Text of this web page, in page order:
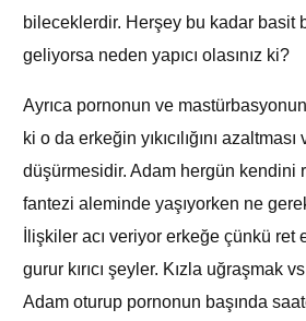
bileceklerdir. Herşey bu kadar basit
geliyorsa neden yapıcı olasınız ki?
Ayrıca pornonun ve
ki o da erkeğin yıkıcılığını
düşürmesidir. Adam hergün kendini
fantezi aleminde yaşıyorken ne
İlişkiler acı veriyor erkeğe çünkü ret
gurur kırıcı şeyler. Kızla uğraşmak
Adam oturup pornonun başında